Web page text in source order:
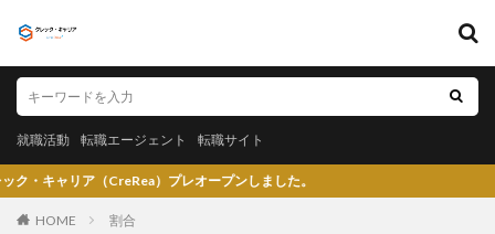
就職活動 転職エージェント 転職サイト
CreRea）プレオープンしました。
HOME 割合
就職活動 転職エージェント 転職サイト
カテゴリー